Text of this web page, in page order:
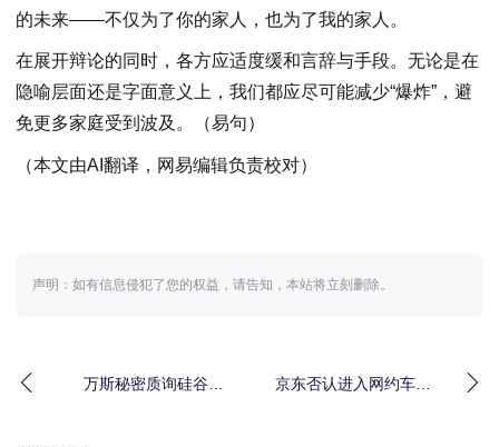
的未来——不仅为了你的家人，也为了我的家人。
在展开辩论的同时，各方应适度缓和言辞与手段。无论是在
隐喻层面还是字面意义上，我们都应尽可能减少“爆炸”，避
免更多家庭受到波及。（易句）
（本文由AI翻译，网易编辑负责校对）
声明：如有信息侵犯了您的权益，请告知，本站将立刻删除。
万斯秘密质询硅谷大
京东否认进入网约车领